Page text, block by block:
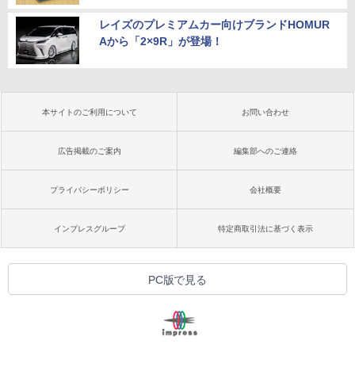
レイズのプレミアムカー向けブランドHOMUR
Aから「2×9R」が登場！
本サイトのご利用について お問い合わせ
広告掲載のご案内 編集部へのご連絡
プライバシーポリシー 会社概要
インプレスグループ 特定商取引法に基づく表示
PC版で見る